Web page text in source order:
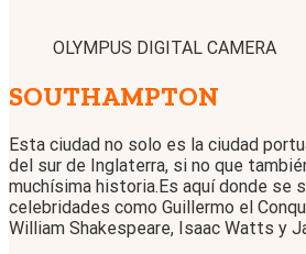
OLYMPUS DIGITAL CAMERA
SOUTHAMPTON
Esta ciudad no solo es la ciudad
del sur de Inglaterra, si no que
muchísima historia.Es aquí donde se
celebridades como Guillermo el
William Shakespeare, Isaac Watts y